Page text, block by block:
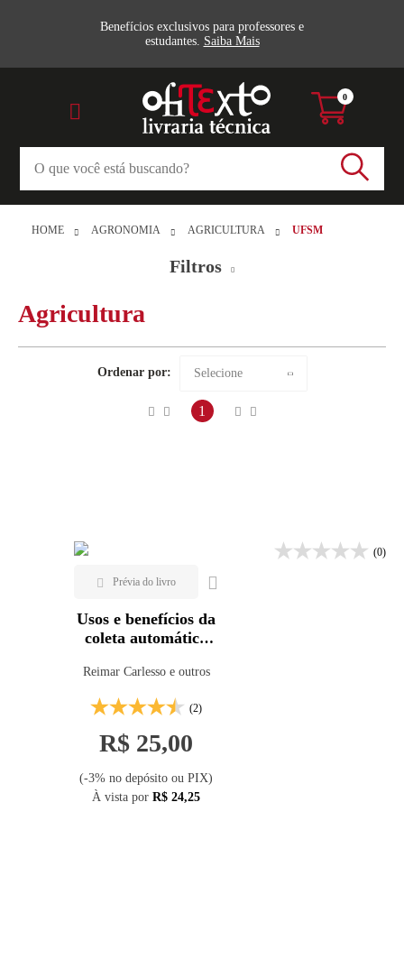
Benefícios exclusivos para professores e
estudantes. Saiba Mais
0
HOME AGRONOMIA AGRICULTURA UFSM
Filtros
Agricultura (2)
UFSM
Veja todas as opções
Agricultura
Ordenar por: Selecione
Maior preço
1
Usos e benefícios da
coleta automática
meteorológicos na
agricultura
Reimar Carlesso e outros
(2)
R$ 25,00
(-3% no depósito ou PIX)
À vista por R$ 24,25
(0)